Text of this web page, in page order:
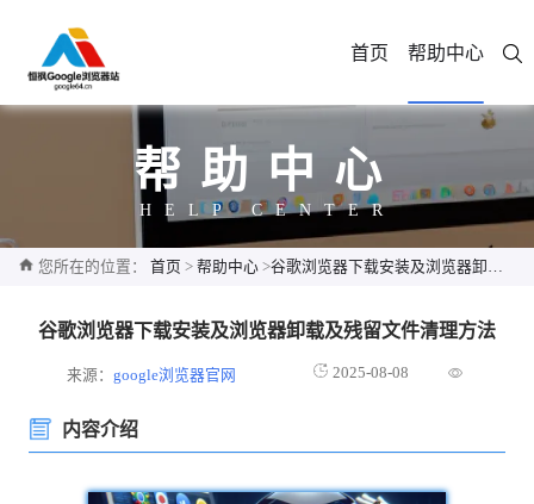
首页 帮助中心
帮助中心
HELP CENTER
您所在的位置： 首页 > 帮助中心 >谷歌浏览器下载安装及浏览器卸载及残留文件清理方法
谷歌浏览器下载安装及浏览器卸载及残留文件清理方法
来源：google浏览器官网 2025-08-08
内容介绍